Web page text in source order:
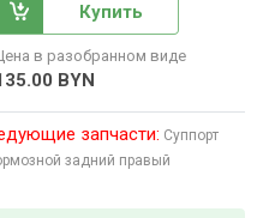
Купить
в разобранном виде
BYN
запчасти: Суппорт
задний правый